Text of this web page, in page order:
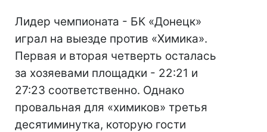
Лидер чемпионата - БК «Донецк»
играл на выезде против «Химика».
Первая и вторая четверть осталась
за хозяевами площадки - 22:21 и
27:23 соответственно. Однако
провальная для «химиков» третья
десятиминутка, которую гости